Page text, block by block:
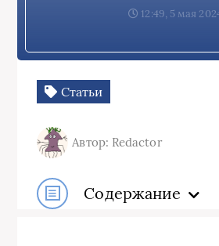
12:49, 5 мая
Статьи
Автор: Redactor
Содержание